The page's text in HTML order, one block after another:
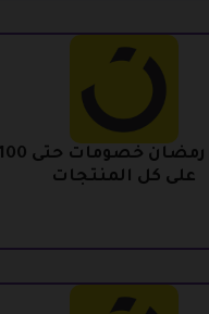
على كل المنتجات